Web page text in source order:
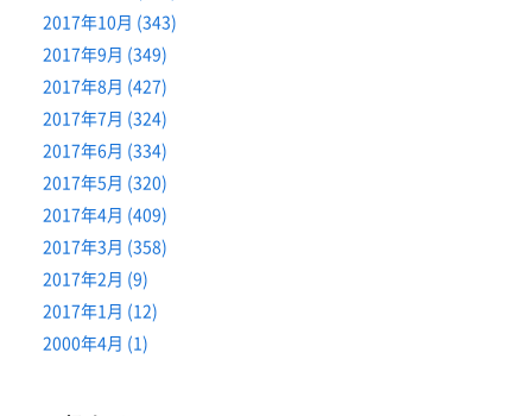
2017年10月 (343)
2017年9月 (349)
2017年8月 (427)
2017年7月 (324)
2017年6月 (334)
2017年5月 (320)
2017年4月 (409)
2017年3月 (358)
2017年2月 (9)
2017年1月 (12)
2000年4月 (1)